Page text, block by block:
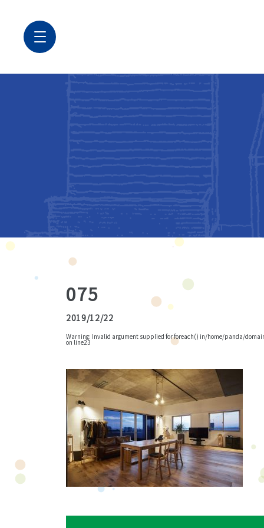
075
2019/12/22
Warning: Invalid argument supplied for foreach() in/home/panda/
on line23